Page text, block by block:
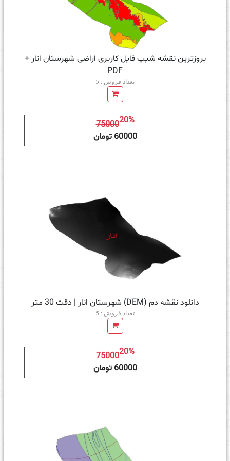
بروزترین نقشه شیپ فایل کاربری اراضی شهرستان انار +
PDF
تعداد فروش : 5
7500020%
60000 تومان
دانلود نقشه دم (DEM) شهرستان انار | دقت 30 متر
تعداد فروش : 5
7500020%
60000 تومان